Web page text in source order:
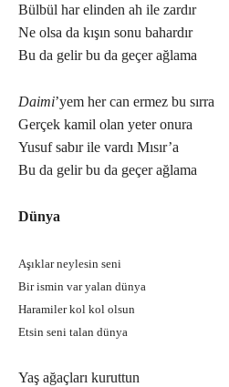
Bülbül har elinden ah ile zardır
Ne olsa da kışın sonu bahardır
Bu da gelir bu da geçer ağlama
Daimi’yem her can ermez bu sırra
Gerçek kamil olan yeter onura
Yusuf sabır ile vardı Mısır’a
Bu da gelir bu da geçer ağlama
Dünya
Aşıklar neylesin seni
Bir ismin var yalan dünya
Haramiler kol kol olsun
Etsin seni talan dünya
Yaş ağaçları kuruttun